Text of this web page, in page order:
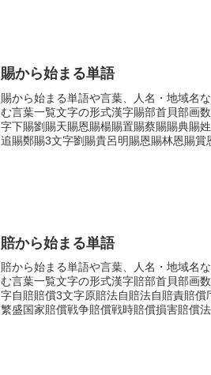
賜から始まる単語
賜から始まる単語や言葉、人名・地域名
む言葉一覧文字の形式漢字賜部首貝部画
字下賜劉賜天賜恩賜楊賜置賜蔡賜賜典賜
追賜鄭賜3文字劉賜貴呂明賜恩賜林恩賜賞
賠から始まる単語
賠から始まる単語や言葉、人名・地域名
む言葉一覧文字の形式漢字賠部首貝部画
字自賠賠償3文字原賠法自賠法自賠責賠
繁盛国家賠償戦争賠償戦時賠償損害賠償法